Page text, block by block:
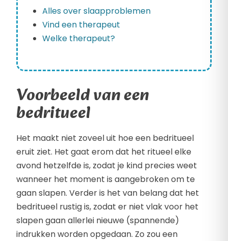
Alles over slaapproblemen
Vind een therapeut
Welke therapeut?
Voorbeeld van een
bedritueel
Het maakt niet zoveel uit hoe een bedritueel
eruit ziet. Het gaat erom dat het ritueel elke
avond hetzelfde is, zodat je kind precies weet
wanneer het moment is aangebroken om te
gaan slapen. Verder is het van belang dat het
bedritueel rustig is, zodat er niet vlak voor het
slapen gaan allerlei nieuwe (spannende)
indrukken worden opgedaan. Zo zou een